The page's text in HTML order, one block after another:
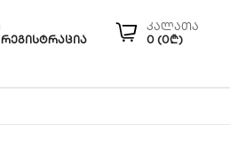
კალათა
0 (0₾)